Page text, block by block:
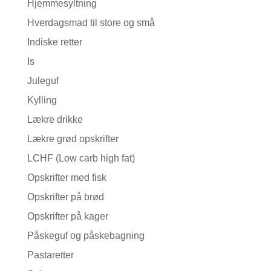
Hjemmesyltning
Hverdagsmad til store og små
Indiske retter
Is
Juleguf
Kylling
Lækre drikke
Lækre grød opskrifter
LCHF (Low carb high fat)
Opskrifter med fisk
Opskrifter på brød
Opskrifter på kager
Påskeguf og påskebagning
Pastaretter